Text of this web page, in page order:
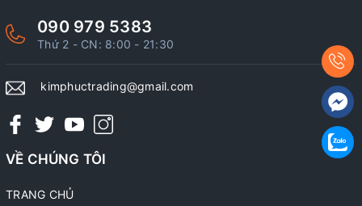
090 979 5383
Thứ 2 - CN: 8:00 - 21:30
kimphuctrading@gmail.com
VỀ CHÚNG TÔI
TRANG CHỦ